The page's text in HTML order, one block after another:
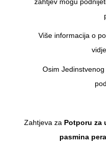
Više informacija o
Osim
Zahtjeva za Potporu za
pasmina